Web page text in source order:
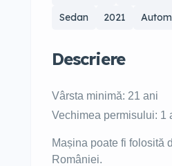
Sedan
2021
Descriere
Vârsta minimă: 21 ani
Vechimea permisului: 1
Mașina poate fi folosită
României.